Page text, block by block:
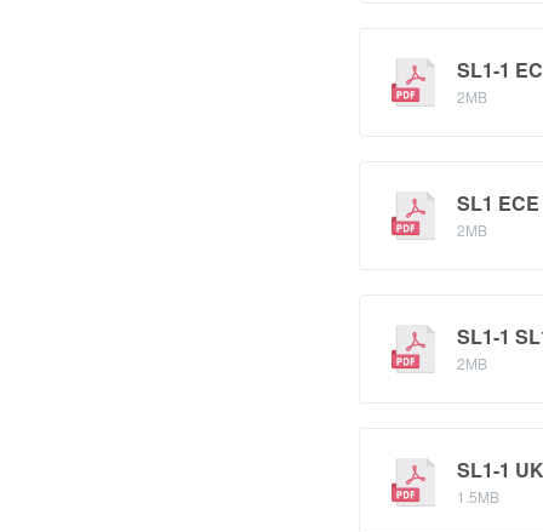
SL1-1
2MB
SL1
2MB
SL1-1
2MB
SL1-1
1.5MB